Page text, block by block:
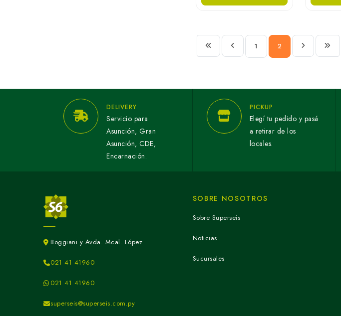
1 2
DELIVERY
Servicio para
Asunción, Gran
Asunción, CDE,
Encarnación.
PICKUP
Elegí tu pedido y pasá
a retirar de los
locales.
Boggiani y Avda. Mcal. López
021 41 41960
021 41 41960
superseis@superseis.com.py
SOBRE NOSOTROS
Sobre Superseis
Noticias
Sucursales